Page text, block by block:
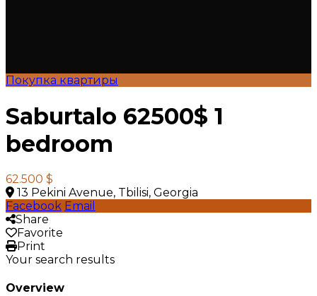
Покупка квартиры
Saburtalo 62500$ 1
bedroom
62.500 $
13 Pekini Avenue, Tbilisi, Georgia
Facebook Email
Share
Favorite
Print
Your search results
Overview